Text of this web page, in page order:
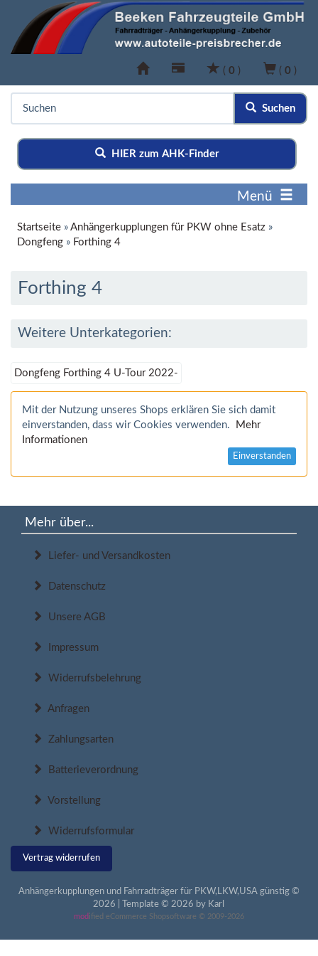
( 0 ) ( 0 )
Suchen
HIER zum AHK-Finder
Menü
Startseite » Anhängerkupplungen für PKW ohne Esatz »
Dongfeng » Forthing 4
Forthing 4
Weitere Unterkategorien:
Dongfeng Forthing 4 U-Tour 2022-
Mit der Nutzung unseres Shops erklären Sie sich damit
einverstanden, dass wir Cookies verwenden.
Mehr
Informationen
Einverstanden
Mehr über...
Liefer- und Versandkosten
Datenschutz
Unsere AGB
Impressum
Widerrufsbelehrung
Anfragen
Zahlungsarten
Batterieverordnung
Vorstellung
Widerrufsformular
Vertrag widerrufen
Anhängerkupplungen und Fahrradträger für PKW,LKW,USA günstig ©
2026 | Template © 2026 by Karl
mod ified eCommerce Shopsoftware © 2009-2026